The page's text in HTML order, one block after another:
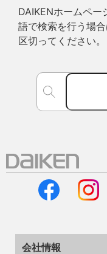
DAIKENホームペー
語で検索を行う場
区切ってください。
会社情報